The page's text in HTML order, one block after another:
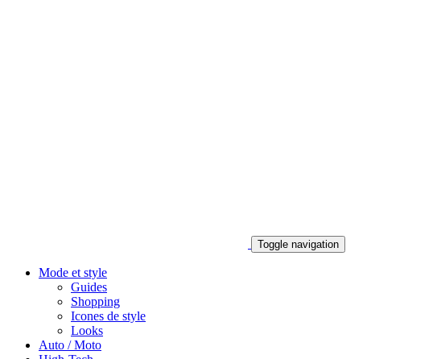
Toggle navigation
Mode et style
Guides
Shopping
Icones de style
Looks
Auto / Moto